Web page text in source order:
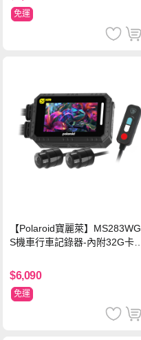
免運
【Polaroid寶麗萊】MS283WG
S機車行車記錄器-內附32G卡
$6,090
免運